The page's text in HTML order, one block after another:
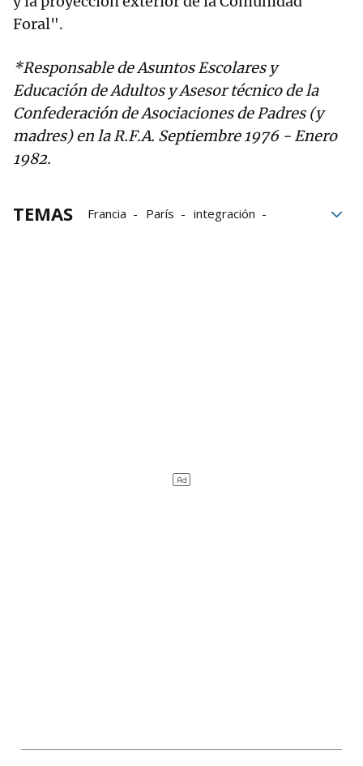
Foral".
*Responsable de Asuntos Escolares y
Educación de Adultos y Asesor técnico de la
Confederación de Asociaciones de Padres (y
madres) en la R.F.A. Septiembre 1976 - Enero
1982.
TEMAS Francia París
integración